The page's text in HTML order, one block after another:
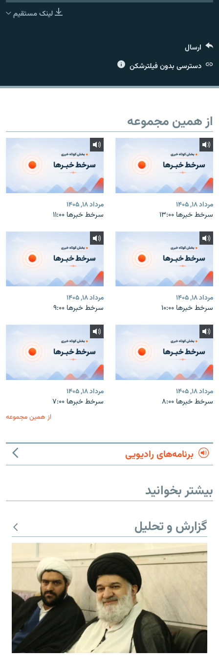
لینک مستقیم
ارسال
دسترسی بدون فیلترشکن
از همین مجموعه
مرداد ۱۸, ۱۴۰۵
سرخط خبرها ۱۳:۰۰
مرداد ۱۸, ۱۴۰۵
سرخط خبرها ۱۱:۰۰
مرداد ۱۸, ۱۴۰۵
سرخط خبرها ۱۰:۰۰
مرداد ۱۸, ۱۴۰۵
سرخط خبرها ۹:۰۰
مرداد ۱۸, ۱۴۰۵
سرخط خبرها ۸:۰۰
مرداد ۱۸, ۱۴۰۵
سرخط خبرها ۷:۰۰
از همین مجموعه
برنامه‌های رادیویی
بیشتر بخوانید
گزارش و تحلیل